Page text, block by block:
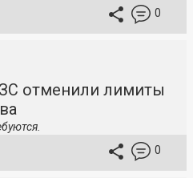
0
отменили лимиты
0